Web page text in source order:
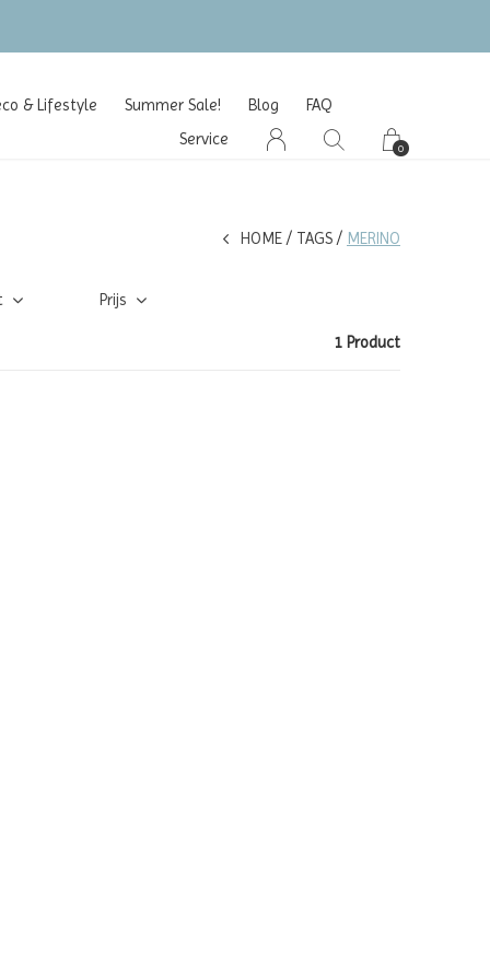
& Lifestyle Summer Sale! Blog
FAQ
Service
0
HOME TAGS MERINO
Prijs
1 Product